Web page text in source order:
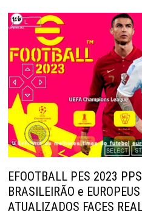
EFOOTBALL PES 2023
BRASILEIRÃO e
ATUALIZADOS FACES